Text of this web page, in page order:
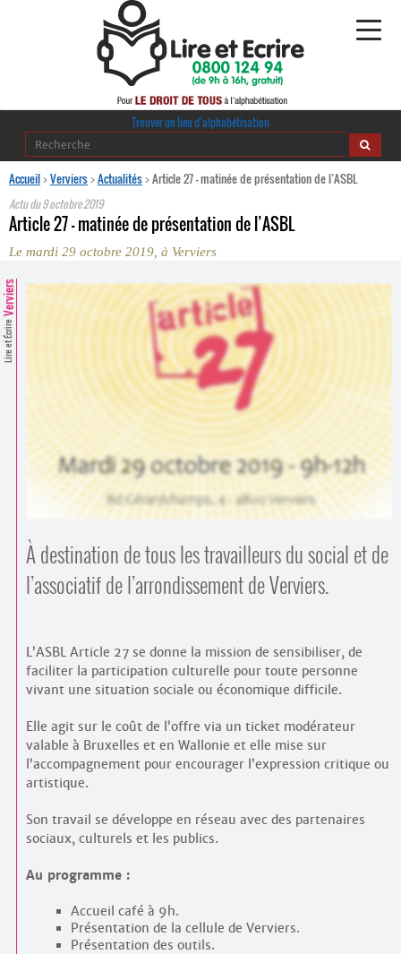
Alphabétisation
Regards croisés
Publications
Ressources pédagogiques
Comprendre et parler
Bienvenue en Belgique
Espace presse
Contacts
Trouver un lieu d’alphabétisation
Trouver un lieu d’alphabétisation
Accueil>Verviers>Actualités>Article 27 – matinée de présentation de l’ASBL
Actu du9 octobre 2019
Article 27 – matinée de présentation de l’ASBL
Le mardi 29 octobre 2019, à Verviers
Lire et Écrire
Verviers
À destination de tous les travailleurs du social et de
l’associatif de l’arrondissement de Verviers.
L’ASBL Article 27 se donne la mission de sensibiliser, de
faciliter la participation culturelle pour toute personne
vivant une situation sociale ou économique difficile.
Elle agit sur le coût de l’offre via un ticket modérateur
valable à Bruxelles et en Wallonie et elle mise sur
l’accompagnement pour encourager l’expression critique ou
artistique.
Son travail se développe en réseau avec des partenaires
sociaux, culturels et les publics.
Au programme :
Accueil café à 9h.
Présentation de la cellule de Verviers.
Présentation des outils.